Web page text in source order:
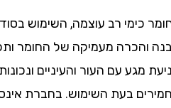
רב עוצמה, השימוש בסודה
מעמיקה של החומר
עם העור והעיניים ונכונות
בעת השימוש. בחברת